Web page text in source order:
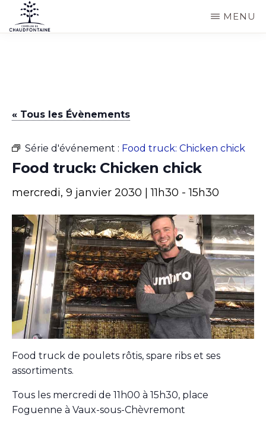
Passer
au
commune
Chaudfontaine
MENU
« Tous les Évènements
Série d'événement : Food truck: Chicken chick
Food truck: Chicken chick
mercredi, 9 janvier 2030 | 11h30 -15h30
Food truck de poulets rôtis, spare ribs et ses
assortiments.
Tous les mercredi de 11h00 à 15h30, place
Foguenne à Vaux-sous-Chèvremont